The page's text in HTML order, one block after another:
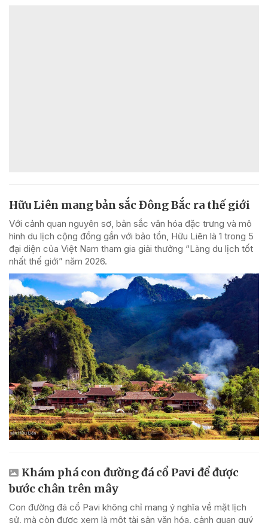
Hữu Liên mang bản sắc Đông Bắc ra thế giới
Với cảnh quan nguyên sơ, bản sắc văn hóa đặc trưng và mô
hình du lịch cộng đồng gắn với bảo tồn, Hữu Liên là 1 trong 5
đại diện của Việt Nam tham gia giải thưởng “Làng du lịch tốt
nhất thế giới” năm 2026.
Khám phá con đường đá cổ Pavi để được
bước chân trên mây
Con đường đá cổ Pavi không chỉ mang ý nghĩa về mặt lịch
sử, mà còn được xem là một tài sản văn hóa, cảnh quan quý